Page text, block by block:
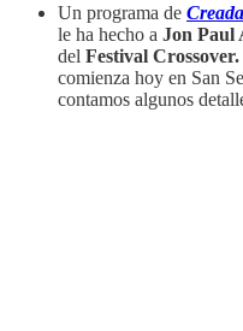
Un programa de
le ha hecho a Jon Paul
del Festival
comienza hoy en San
contamos algunos